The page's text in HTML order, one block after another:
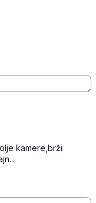
kamere,brži